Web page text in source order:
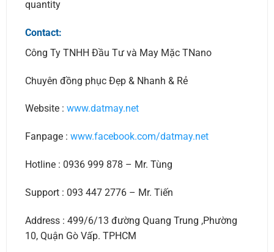
quantity
Contact:
Công Ty TNHH Đầu Tư và May Mặc TNano
Chuyên đồng phục Đẹp & Nhanh & Rẻ
Website : www.datmay.net
Fanpage : www.facebook.com/datmay.net
Hotline : 0936 999 878 – Mr. Tùng
Support : 093 447 2776 – Mr. Tiến
Address : 499/6/13 đường Quang Trung ,Phường
10, Quận Gò Vấp. TPHCM